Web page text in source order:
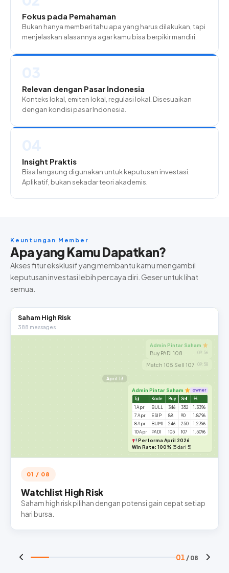
Fokus pada Pemahaman
Bukan hanya memberi tahu apa yang harus dilakukan, tapi
menjelaskan alasannya agar kamu bisa berpikir mandiri.
Relevan dengan Pasar Indonesia
Konteks lokal, emiten lokal, regulasi lokal. Disesuaikan
dengan kondisi pasar Indonesia.
Insight Praktis
Bisa langsung digunakan untuk keputusan investasi.
Aplikatif, bukan sekadar teori akademis.
Keuntungan Member
Apa yang Kamu Dapatkan?
Akses fitur eksklusif yang membantu kamu mengambil
keputusan investasi lebih percaya diri. Geser untuk lihat
semua.
Saham High Risk
388 messages
Admin Pintar Saham
Buy PADI 108
09:56
Match 105 Sell 107 09:58
April 13
Admin Pintar Saham
owner
Tgl
Kode Buy Sell %
1 Apr BULL 346 352
1.33%
7 Apr
ESIP 88 90
1.87%
8 Apr
BUMI 246 250
1.23%
10 Apr
PADI 105 107
1.50%
Performa April 2026
Win Rate: 100% (5 dari 5)
01 / 08
Watchlist High Risk
Saham high risk pilihan dengan potensi gain cepat setiap
hari bursa.
01 / 08